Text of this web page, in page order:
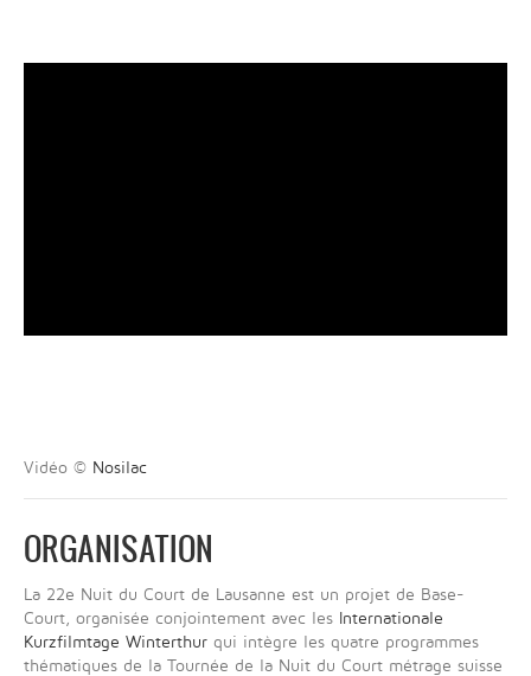
Vidéo © Nosilac
ORGANISATION
La 22e Nuit du Court de Lausanne est un projet de Base-
Court, organisée conjointement avec les Internationale
Kurzfilmtage Winterthur qui intègre les quatre programmes
thématiques de la Tournée de la Nuit du Court métrage suisse